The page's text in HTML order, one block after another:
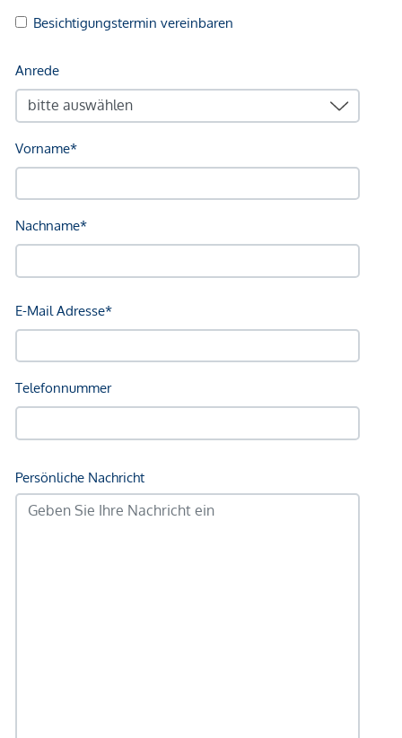
Post <250m
Polizei <250m
Verkehr
Autobahnanschluss <3.250m
Angaben Entfernung Luftlinie / Quelle: OpenStreetMap
*Der Vertrag kommt nicht mit der INFINA Credit Broker
GmbH zustande. Das Objekt wird von einem externen
gegenüber dem anbietenden Immobilienunternehmen
geltend zu machen. Wir weisen Sie darauf hin, dass die